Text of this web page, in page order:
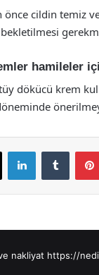
önce cildin temiz
hamileler
dökücü krem
X LinkedInTumblr
nakliyat https://